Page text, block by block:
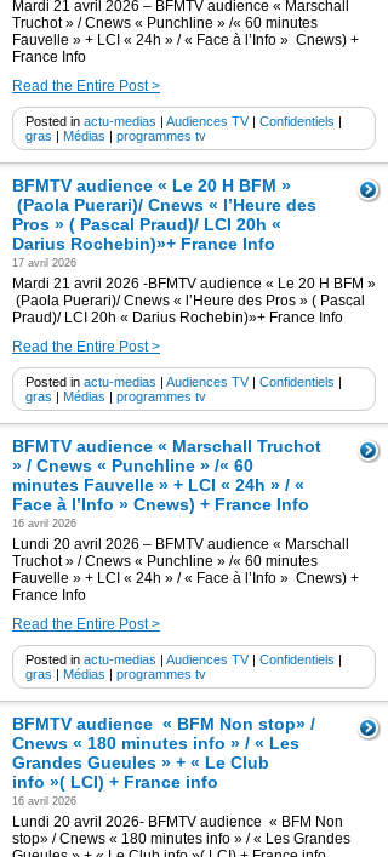
Mardi 21 avril 2026 – BFMTV audience « Marschall
Truchot » / Cnews « Punchline » /« 60 minutes
Fauvelle » + LCI « 24h » / « Face à l’Info » Cnews) +
France Info
Read the Entire Post >
Posted in actu-medias | Audiences TV| Confidentiels |
gras | Médias | programmes tv
BFMTV audience « Le 20 H BFM »
(Paola Puerari)/ Cnews « l’Heure des
Pros » ( Pascal Praud)/ LCI 20h «
Darius Rochebin)»+ France Info
17 avril 2026
Mardi 21 avril 2026 -BFMTV audience « Le 20 H BFM »
(Paola Puerari)/ Cnews « l’Heure des Pros » ( Pascal
Praud)/ LCI 20h « Darius Rochebin)»+ France Info
Read the Entire Post >
Posted in actu-medias | Audiences TV| Confidentiels |
gras | Médias | programmes tv
BFMTV audience « Marschall Truchot
» / Cnews « Punchline » /« 60
minutes Fauvelle » + LCI « 24h » / «
Face à l’Info » Cnews) + France Info
16 avril 2026
Lundi 20 avril 2026 – BFMTV audience « Marschall
Truchot » / Cnews « Punchline » /« 60 minutes
Fauvelle » + LCI « 24h » / « Face à l’Info » Cnews) +
France Info
Read the Entire Post >
Posted in actu-medias | Audiences TV| Confidentiels |
gras | Médias | programmes tv
BFMTV audience « BFM Non stop» /
Cnews « 180 minutes info » / « Les
Grandes Gueules » + « Le Club
info »( LCI) + France info
16 avril 2026
Lundi 20 avril 2026- BFMTV audience « BFM Non
stop» / Cnews « 180 minutes info » / « Les Grandes